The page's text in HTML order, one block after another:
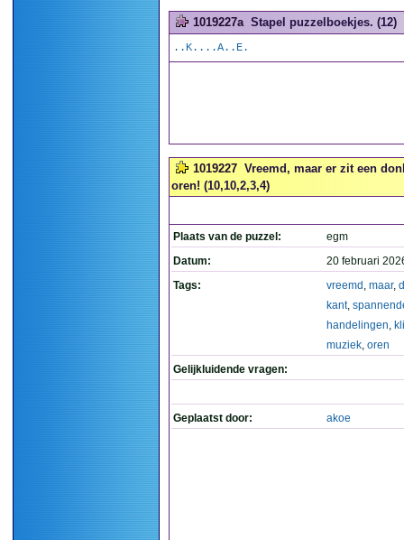
1019227a Stapel puzzelboekjes. (12)
..K....A..E.
1019227 Vreemd, maar er zit een
oren! (10,10,2,3,4)
Plaats van de puzzel:
egm
Datum:
20 februari
Tags:
vreemd , maar,
kant,
handelingen,
muziek, oren
Gelijkluidende vragen:
Geplaatst door: akoe